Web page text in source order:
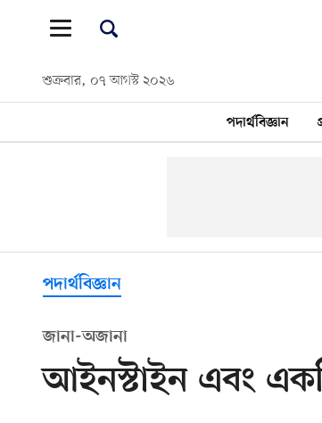
শুক্রবার, ০৭ আগস্ট ২০২৬
পদার্থবিজ্ঞান
পদার্থবিজ্ঞান
জানা-অজানা
আইনস্টাইন এবং